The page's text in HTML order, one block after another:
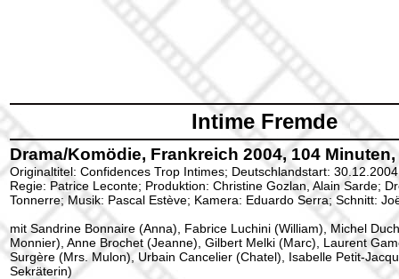
Intime Fremde
Drama/Komödie, Frankreich 2004, 104 Minuten,
Originaltitel: Confidences Trop Intimes; Deutschlandstart:
Regie: Patrice Leconte; Produktion: Christine Gozlan, Alain Sarde;
Tonnerre; Musik: Pascal Estève; Kamera: Eduardo Serra; Schnitt:
mit Sandrine Bonnaire (Anna), Fabrice Luchini (William), Michel
Monnier), Anne Brochet (Jeanne), Gilbert Melki (Marc), Laurent
Surgère (Mrs. Mulon), Urbain Cancelier (Chatel), Isabelle Petit-
Sekräterin)